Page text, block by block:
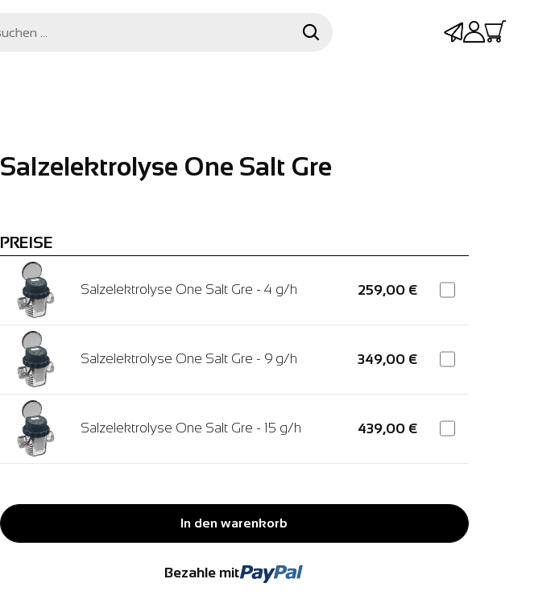
Salzelektrolyse One Salt Gre
PREISE
Salzelektrolyse One Salt Gre - 4 g/h 259,00 €
Salzelektrolyse One Salt Gre - 9 g/h 349,00 €
Salzelektrolyse One Salt Gre - 15 g/h 439,00 €
In den warenkorb
Bezahle mit